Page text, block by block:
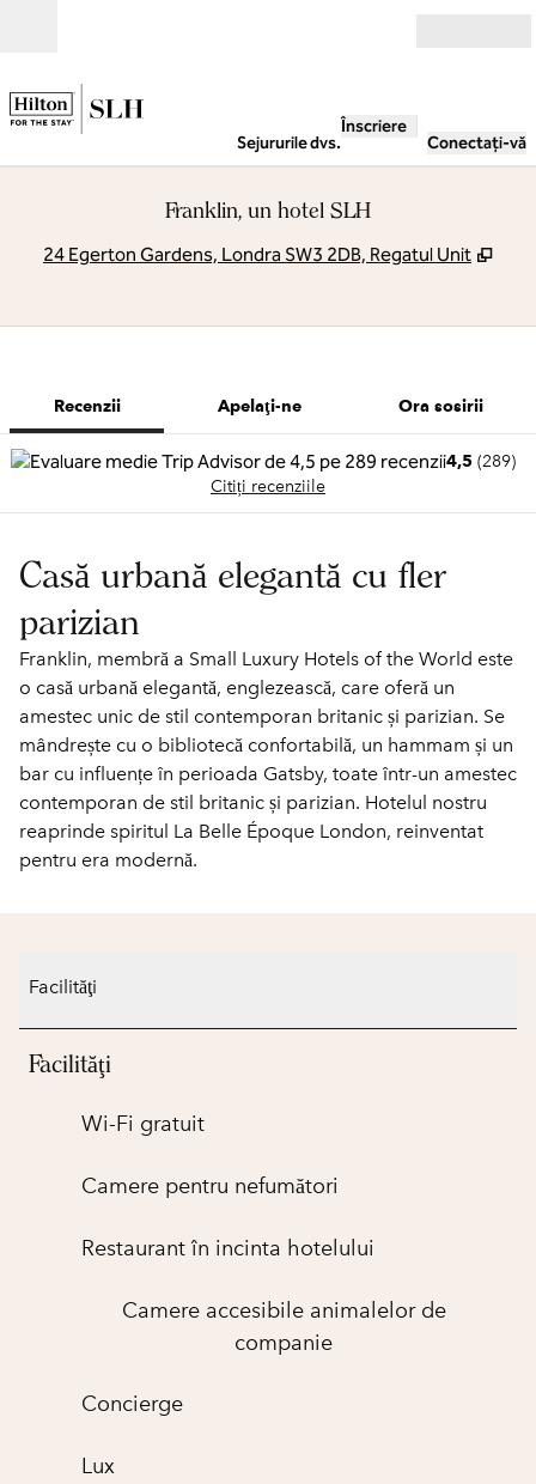
Sejururile dvs.
Înscriere
Conectați-vă
Franklin, un hotel SLH
24 Egerton Gardens, Londra SW3 2DB, Regatul Unit ,
Recenzii Apelaţi-ne Ora sosirii
4,5 (289)
Citiți recenziile
Casă urbană elegantă cu fler
parizian
Franklin, membră a Small Luxury Hotels of the World este
o casă urbană elegantă, englezească, care oferă un
amestec unic de stil contemporan britanic și parizian. Se
mândrește cu o bibliotecă confortabilă, un hammam și un
bar cu influențe în perioada Gatsby, toate într-un amestec
contemporan de stil britanic și parizian. Hotelul nostru
reaprinde spiritul La Belle Époque London, reinventat
pentru era modernă.
Facilităţi
Facilităţi
Wi-Fi gratuit
Camere pentru nefumători
Restaurant în incinta hotelului
Camere accesibile animalelor de
companie
Concierge
Lux